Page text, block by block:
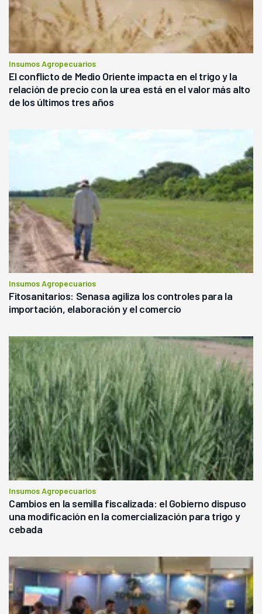
Insumos Agropecuarios
El conflicto de Medio Oriente impacta en el trigo y la
relación de precio con la urea está en el valor más alto
de los últimos tres años
Insumos Agropecuarios
Fitosanitarios: Senasa agiliza los controles para la
importación, elaboración y el comercio
Insumos Agropecuarios
Cambios en la semilla fiscalizada: el Gobierno dispuso
una modificación en la comercialización para trigo y
cebada